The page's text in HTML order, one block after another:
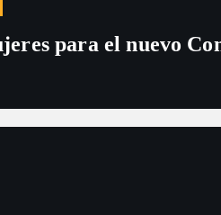
para el nuevo